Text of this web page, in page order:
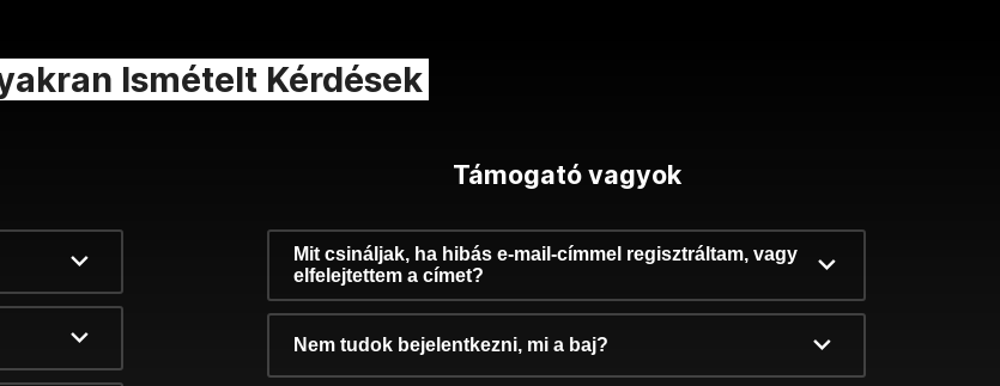
Ismételt Kérdések
Támogató vagyok
Mit csináljak, ha hibás e-mail-címmel regisztráltam, vagy
elfelejtettem a címet?
Nem tudok bejelentkezni, mi a baj?